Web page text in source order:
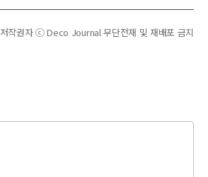
저작권자 ⓒ Deco Journal 무단전재 및 재배포 금지